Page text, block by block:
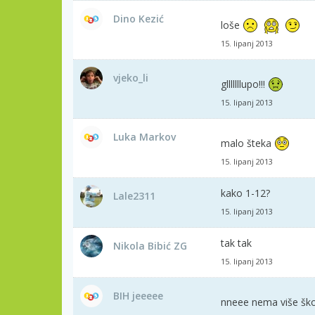
Dino Kezić loše
15. lipanj 2013
vjeko_li glllllllupo!!!
15. lipanj 2013
Luka Markov malo šteka
15. lipanj 2013
Lale2311 kako 1-12?
15. lipanj 2013
Nikola Bibić ZG tak tak
15. lipanj 2013
BIH jeeeee nneee nema više